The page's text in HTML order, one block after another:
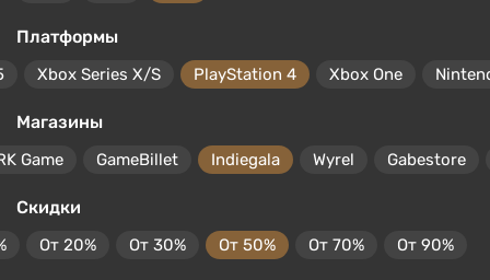
Платформы
Xbox Series X/S PlayStation 4 Xbox One
Магазины
Game GameBillet Indiegala Wyrel Gabestore
Скидки
От 20% От 30% От 50% От 70% От 90%